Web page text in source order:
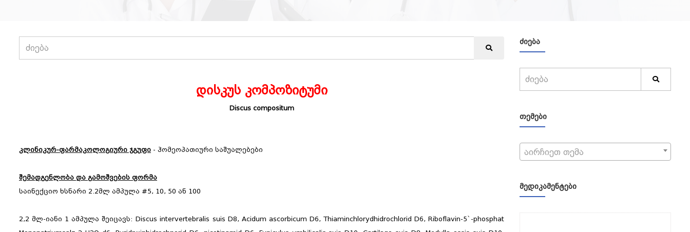
დისკუს კომპოზიტუმი
Discus compositum
კლინიკურ-ფარმაკოლოგიური ჯგუფი - ჰომეოპათიური საშუალებები
შემადგენლობა და გამოშვების ფორმა
საინექციო ხსნარი 2.2მლ ამპულა #5, 10, 50 ან 100
2,2 მლ-იანი 1 ამპულა შეიცავს: Discus intervertebralis suis D8, Acidum ascorbicum D6, Thiaminchlorydhidrochlorid D6, Riboflavin-5`-phosphat
ᲫᲘᲔᲑᲐ
ᲗᲔᲛᲔᲑᲘ
აირჩიეთ თემა
ᲛᲔᲓᲘᲙᲐᲛᲔᲜᲢᲔᲑᲘ